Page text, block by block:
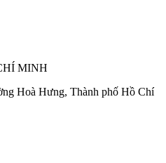
MINH
Hoà Hưng, Thành phố Hồ Chí